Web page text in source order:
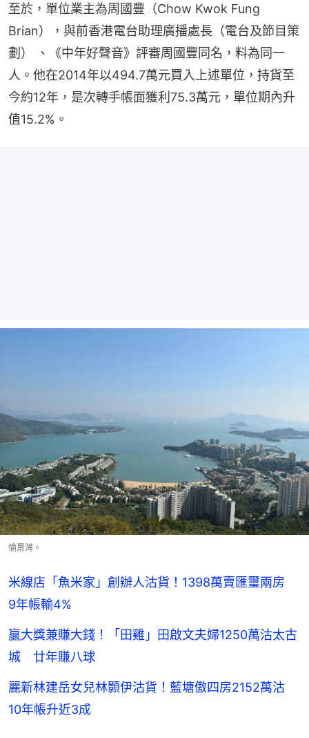
至於，單位業主為周國豐（Chow Kwok Fung
Brian），與前香港電台助理廣播處長（電台及節目策
劃） 、《中年好聲音》評審周國豐同名，料為同一
人。他在2014年以494.7萬元買入上述單位，持貨至
今約12年，是次轉手帳面獲利75.3萬元，單位期內升
值15.2%。
愉景灣。
米線店「魚米家」創辦人沽貨！1398萬賣匯璽兩房
9年帳輸4%
贏大獎兼賺大錢！「田雞」田啟文夫婦1250萬沽太古
城 廿年賺八球
麗新林建岳女兒林顥伊沽貨！藍塘傲四房2152萬沽
10年帳升近3成